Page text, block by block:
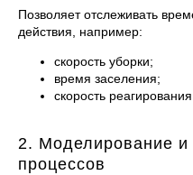
Позволяет отслеживать
действия, например:
скорость уборки;
время заселения;
скорость реагирования
2. Моделирование и
процессов